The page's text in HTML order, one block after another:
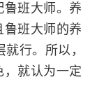
班大师。养
班大师的养
行。所以，
就认为一定